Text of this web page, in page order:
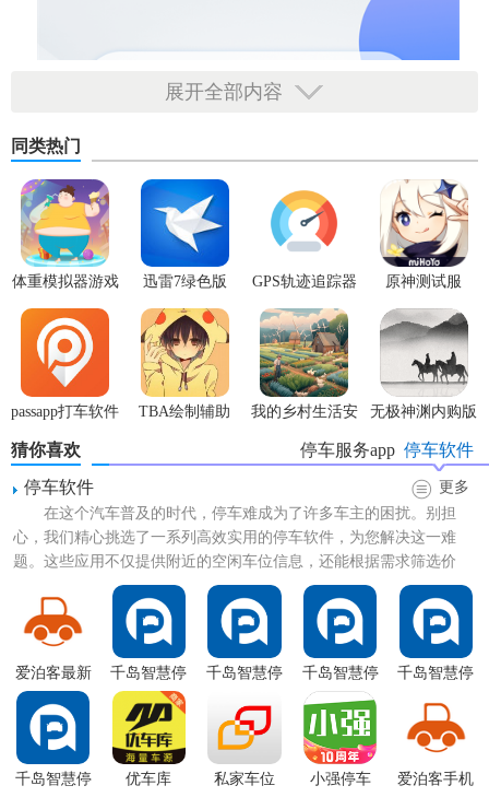
千岛智慧停车app官方功能
1. 实时车位查询：通过地图显示周边停车场及空闲车位数
量，支持按距离、价格、评价等条件筛选。
2. 在线预约与导航：用户可提前预约停车位，并获取详细的
导航路线至目标停车场。
展开全部内容
同类热门
体重模拟器游戏 迅雷7绿色版 GPS轨迹追踪器 原神测试服
passapp打车软件
中文版
TBA绘制辅助
我的乡村生活安
无极神渊内购版
猜你喜欢 停车软件
停车服务app
停车软件
更多
在这个汽车普及的时代，停车难成为了许多车主的困扰。别担
心，我们精心挑选了一系列高效实用的停车软件，为您解决这一难
题。这些应用不仅提供附近的空闲车位信息，还能根据需求筛选价
格、安全性等条件，甚至支持在线...
爱泊客最新
版
千岛智慧停
车
千岛智慧停
千岛智慧停
车安卓版
千岛智慧停
千岛智慧停
优车库 私家车位 小强停车
爱泊客手机